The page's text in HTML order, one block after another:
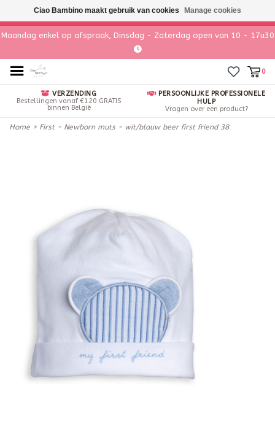
Maandag enkel op afspraak, Dinsdag - Zaterdag open van 10 - 17u30
0
VERZENDING
Bestellingen vanaf €120 GRATIS
binnen België
PERSOONLIJKE PROFESSIONELE
HULP
Vragen over een product?
Home > First - Newborn muts - wit/blauw beer first friend 38
Ciao Bambino maakt gebruik van cookies Manage cookies